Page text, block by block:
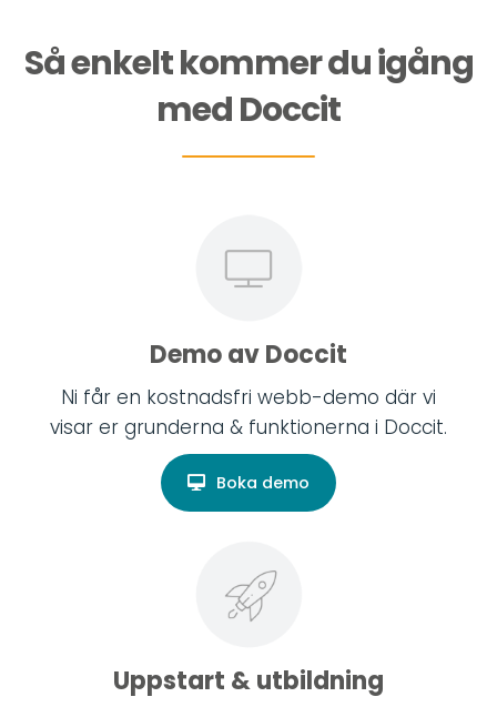
Så enkelt kommer du igång
med Doccit
Demo av Doccit
Ni får en kostnadsfri webb-demo där vi
visar er grunderna & funktionerna i Doccit.
Boka demo
Uppstart & utbildning